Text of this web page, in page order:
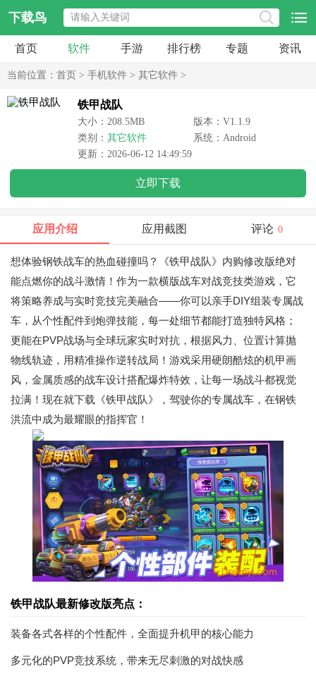
下载鸟
首页 软件 手游 排行榜 专题 资讯
当前位置： 首页 > 手机软件 > 其它软件 >
铁甲战队
大小：208.5MB
版本：V1.1.9
类别： 其它软件
系统：Android
更新：2026-06-12 14:49:59
立即下载
应用介绍 应用截图 评论 0
想体验钢铁战车的热血碰撞吗？《铁甲战队》内购修改版绝对
能点燃你的战斗激情！作为一款横版战车对战竞技类游戏，它
将策略养成与实时竞技完美融合——你可以亲手DIY组装专属战
车，从个性配件到炮弹技能，每一处细节都能打造独特风格；
更能在PVP战场与全球玩家实时对抗，根据风力、位置计算抛
物线轨迹，用精准操作逆转战局！游戏采用硬朗酷炫的机甲画
风，金属质感的战车设计搭配爆炸特效，让每一场战斗都视觉
拉满！现在就下载《铁甲战队》，驾驶你的专属战车，在钢铁
洪流中成为最耀眼的指挥官！
铁甲战队最新修改版亮点：
装备各式各样的个性配件，全面提升机甲的核心能力
多元化的PVP竞技系统，带来无尽刺激的对战快感